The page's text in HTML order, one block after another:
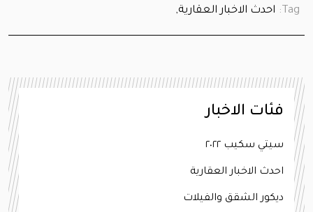
Tag: احدث الاخبار العقارية,
فئات الاخبار
سيتي سكيب ٢٠٢٢
احدث الاخبار العقارية
ديكور الشقق والفيلات